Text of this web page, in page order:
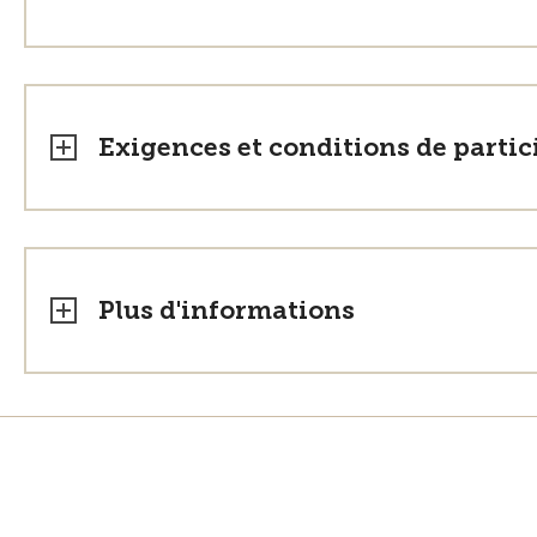
Exigences et conditions de
Plus d'informations